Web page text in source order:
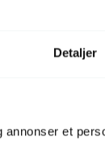
Detaljer
et